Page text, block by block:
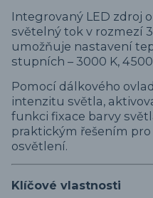
Integrovaný LED zdroj
světelný tok v rozmezí
umožňuje nastavení
stupních – 3000 K, 4500
Pomocí dálkového
intenzitu světla,
funkci fixace barvy
praktickým řešením
osvětlení.
Klíčové vlastnosti